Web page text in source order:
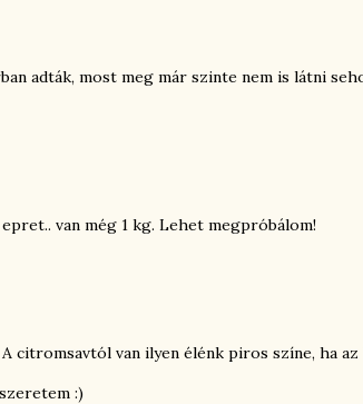
adták, most meg már szinte nem is látni
van még 1 kg. Lehet megpróbálom!
citromsavtól van ilyen élénk piros színe, ha az
:)